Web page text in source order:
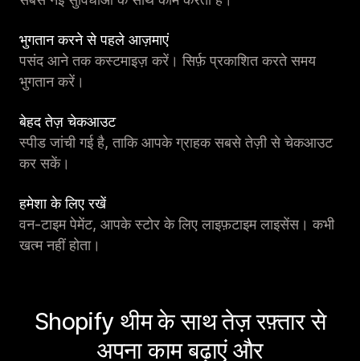
भुगतान करने से पहले आज़माएं
पसंद आने तक कस्टमाइज़ करें। सिर्फ़ प्रकाशित करते समय
भुगतान करें।
बेहद तेज़ चेकआउट
स्पीड जांची गई है, ताकि आपके ग्राहक सबसे तेज़ी से चेकआउट
कर सकें।
हमेशा के लिए रखें
वन-टाइम पेमेंट, आपके स्टोर के लिए लाइफ़टाइम लाइसेंस। कभी
खत्म नहीं होता।
Shopify थीम के साथ तेज़ रफ़्तार से
अपना काम बढ़ाएं और